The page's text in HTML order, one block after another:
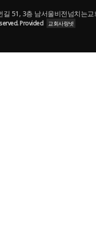
51, 3층 남서울비전넘치는
Provided 교회사랑넷